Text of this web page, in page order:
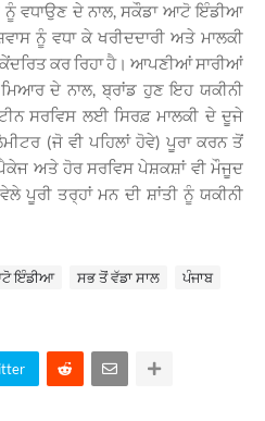
ਨੂੰ ਵਧਾਉਣ ਦੇ ਨਾਲ, ਸਕੌਡਾ ਆਟੋ ਇੰਡੀਆ
ਨੂੰ ਵਧਾ ਕੇ ਖਰੀਦਦਾਰੀ ਅਤੇ ਮਾਲਕੀ
ਕਰ ਰਿਹਾ ਹੈ। ਆਪਣੀਆਂ ਸਾਰੀਆਂ
ਦੇ ਨਾਲ, ਬ੍ਰਾਂਡ ਹੁਣ ਇਹ ਯਕੀਨੀ
ਸਰਵਿਸ ਲਈ ਸਿਰਫ਼ ਮਾਲਕੀ ਦੇ ਦੂਜੇ
(ਜੋ ਵੀ ਪਹਿਲਾਂ ਹੋਵੇ) ਪੂਰਾ ਕਰਨ ਤੋਂ
ਅਤੇ ਹੋਰ ਸਰਵਿਸ ਪੇਸ਼ਕਸ਼ਾਂ ਵੀ ਮੌਜੂਦ
ਪੂਰੀ ਤਰ੍ਹਾਂ ਮਨ ਦੀ ਸ਼ਾਂਤੀ ਨੂੰ ਯਕੀਨੀ
ਇੰਡੀਆ ਸਭ ਤੋਂ ਵੱਡਾ ਸਾਲ
ਪੰਜਾਬ